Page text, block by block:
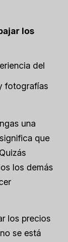
los
del
fotografías
una
que
los demás
los precios
se está